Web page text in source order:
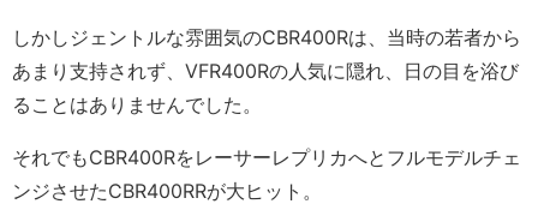
しかしジェントルな雰囲気のCBR400Rは、当時の若者から
あまり支持されず、VFR400Rの人気に隠れ、日の目を浴び
ることはありませんでした。
それでもCBR400Rをレーサーレプリカへとフルモデルチェ
ンジさせたCBR400RRが大ヒット。